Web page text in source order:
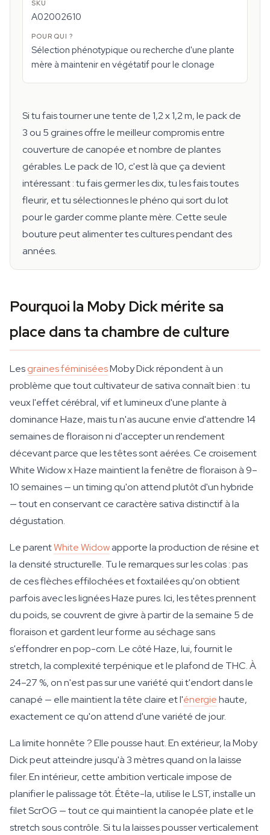
A02002610
Sélection phénotypique ou recherche d'une plante
mère à maintenir en végétatif pour le clonage
Si tu fais tourner une tente de 1,2 x 1,2 m, le pack de
3 ou 5 graines offre le meilleur compromis entre
couverture de canopée et nombre de plantes
gérables. Le pack de 10, c'est là que ça devient
intéressant : tu fais germer les dix, tu les fais toutes
fleurir, et tu sélectionnes le phéno qui sort du lot
pour le garder comme plante mère. Cette seule
bouture peut alimenter tes cultures pendant des
années.
Pourquoi la Moby Dick mérite sa
place dans ta chambre de culture
Lesgraines féminiséesMoby Dick répondent à un
problème que tout cultivateur de sativa connaît bien : tu
veux l'effet cérébral, vif et lumineux d'une plante à
dominance Haze, mais tu n'as aucune envie d'attendre 14
semaines de floraison ni d'accepter un rendement
décevant parce que les têtes sont aérées. Ce croisement
White Widow x Haze maintient la fenêtre de floraison à 9–
10 semaines — un timing qu'on attend plutôt d'un hybride
— tout en conservant ce caractère sativa distinctif à la
dégustation.
Le parentWhite Widowapporte la production de résine et
la densité structurelle. Tu le remarques sur les colas : pas
de ces flèches effilochées et foxtailées qu'on obtient
parfois avec les lignées Haze pures. Ici, les têtes prennent
du poids, se couvrent de givre à partir de la semaine 5 de
floraison et gardent leur forme au séchage sans
s'effondrer en pop-corn. Le côté Haze, lui, fournit le
stretch, la complexité terpénique et le plafond de THC. À
24–27 %, on n'est pas sur une variété qui t'endort dans le
canapé — elle maintient la tête claire et l'énergiehaute,
exactement ce qu'on attend d'une variété de jour.
La limite honnête ? Elle pousse haut. En extérieur, la Moby
Dick peut atteindre jusqu'à 3 mètres quand on la laisse
filer. En intérieur, cette ambition verticale impose de
planifier le palissage tôt. Étête-la, utilise le LST, installe un
filet ScrOG — tout ce qui maintient la canopée plate et le
stretch sous contrôle. Si tu la laisses pousser verticalement